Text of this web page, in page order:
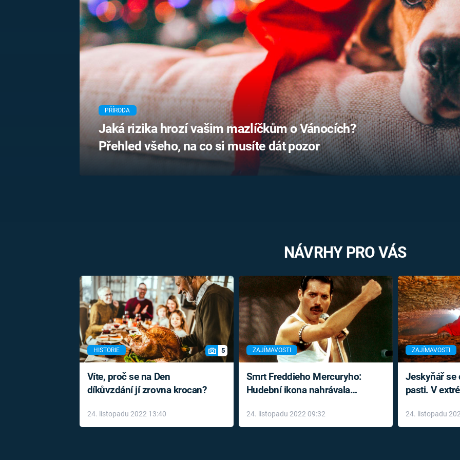
PRVNÍ SVĚTOVÁ
MARIE TEREZIE
NAPOLEON
BONAPARTE
BRITSKÁ
KRÁLOVSKÁ
RODINA
UFO A
MIMOZEMŠŤANÉ
UTAJENÉ PŘÍBĚHY
ČESKÝCH DĚJIN
ALTERNATIVNÍ
HISTORIE
FILMY
REALITA
HORORY
REALITA
OPTICKÉ
KLAMY
PŘÍRODA
Jaká rizika hrozí vašim mazlíčkům o Vánocích?
Přehled všeho, na co si musíte dát pozor
NÁVRHY PRO VÁS
HISTORIE 5
Víte, proč se na Den
díkůvzdání jí zrovna krocan?
24. listopadu 2022 13:40
ZAJÍMAVOSTI
Smrt Freddieho Mercuryho:
Hudební ikona nahrávala
léky
24. listopadu 2022 09:32
ZAJÍMAVOSTI
Jeskyňář se
pasti. V
24. listopadu